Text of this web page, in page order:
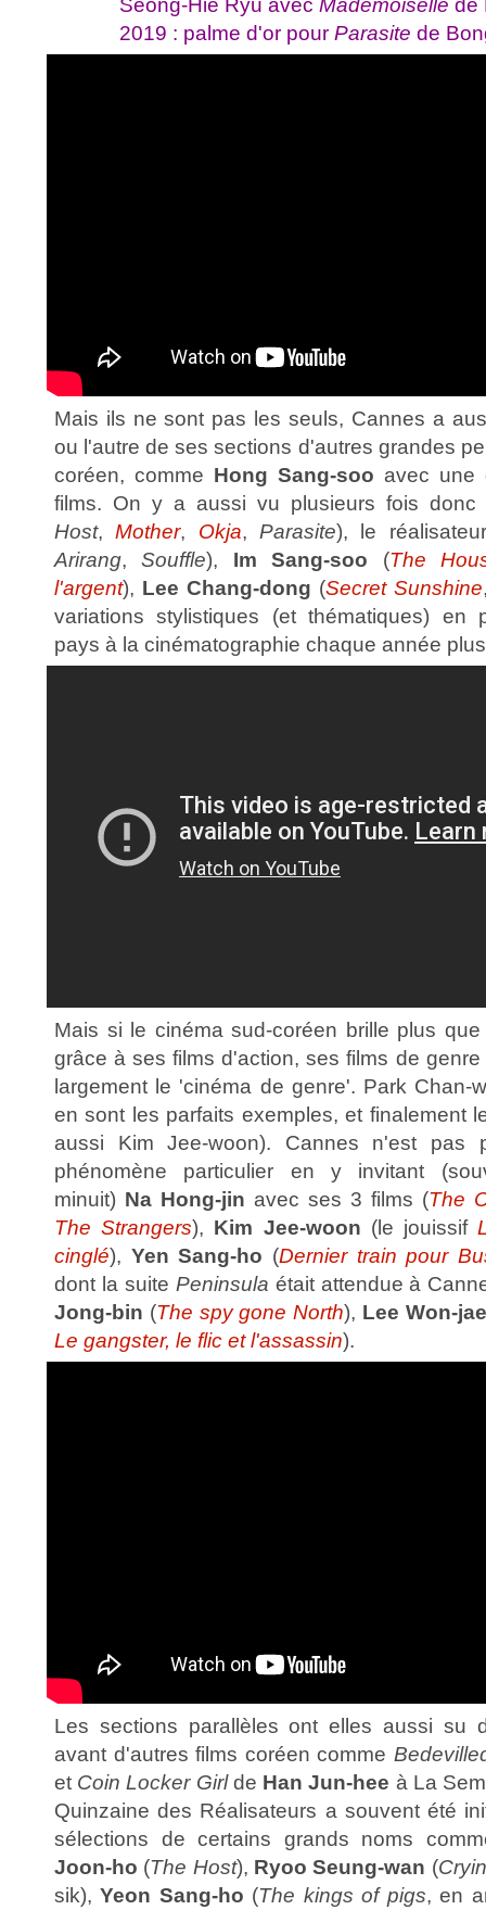
2019 : palme d'or pour Parasite de
Mais ils ne sont pas les seuls, Cannes a
ou l'autre de ses sections d'autres grandes
coréen, comme Hong Sang-soo avec une
films. On y a aussi vu plusieurs fois donc
Host,Mother, Okja,Parasite), le
Arirang,Souffle), Im Sang-soo (The
l'argent), Lee Chang-dong (Secret Sunshine
variations stylistiques (et thématiques) en
pays à la cinématographie chaque année
Mais si le cinéma sud-coréen brille plus
grâce à ses films d'action, ses films de
largement le 'cinéma de genre'. Park Chan-
en sont les parfaits exemples, et finalement
aussi Kim Jee-woon). Cannes n'est
phénomène particulier en y invitant
minuit) Na Hong-jin avec ses 3 films (The
The Strangers), Kim Jee-woon (le jouissif
cinglé), Yen Sang-ho (Dernier train pour
dont la suite Peninsula était attendue à
Jong-bin (The spy gone North), Lee Won-jae
Le gangster, le flic et l'assassin).
Les sections parallèles ont elles aussi su
avant d'autres films coréen comme
et Coin Locker Girlde Han Jun-hee à La
Quinzaine des Réalisateurs a souvent été
sélections de certains grands noms
Joon-ho (The Host), Ryoo Seung-wan (
sik),Yeon Sang-ho (The kings of pigs, en